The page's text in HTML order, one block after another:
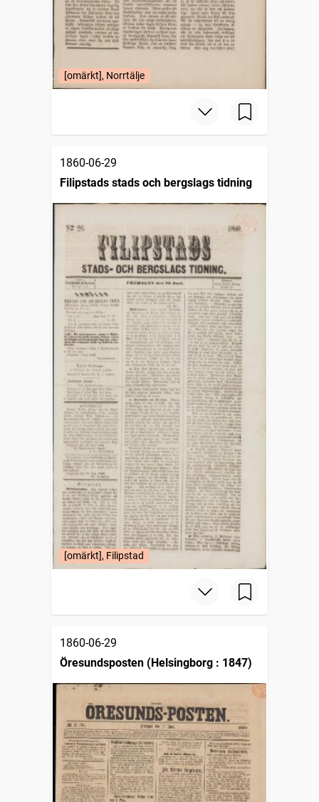
[omärkt], Norrtälje
1860-06-29
Filipstads stads och bergslags tidning
[omärkt], Filipstad
1860-06-29
Öresundsposten (Helsingborg : 1847)